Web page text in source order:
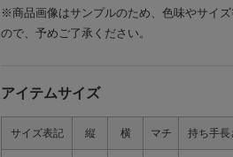
※商品画像はサンプルのため、色味やサイ
ので、予めご了承ください。
アイテムサイズ
サイズ表記 縦 横 マチ 持ち手長